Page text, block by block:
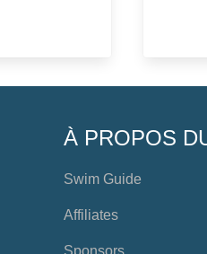
À PROPOS
Swim Guide
Affiliates
Sponsors